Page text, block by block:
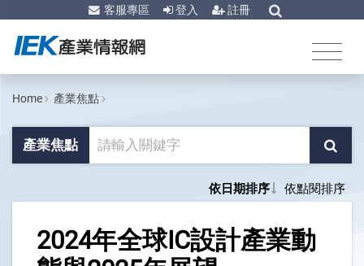
客服專區 登入 註冊
Home 產業焦點
產業焦點
依日期排序 依點閱排序
2024年全球IC設計產業動